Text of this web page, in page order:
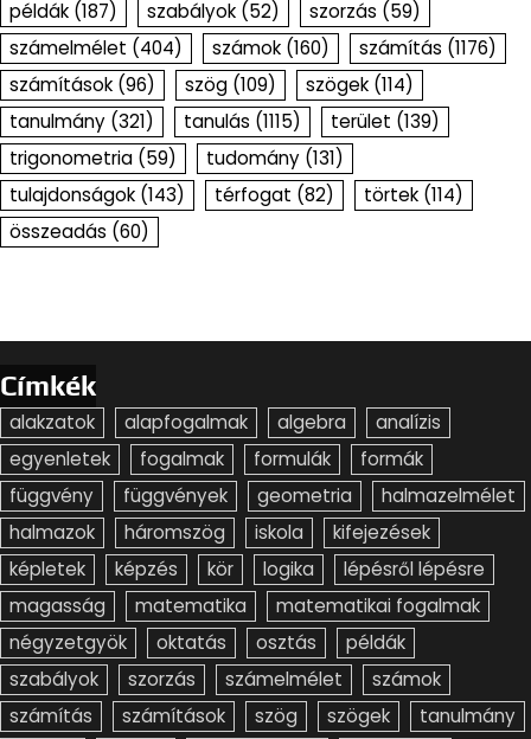
példák (187) szabályok (52) szorzás (59)
számelmélet (404) számok (160) számítás (1176)
számítások (96) szög (109) szögek (114)
tanulmány (321) tanulás (1115) terület (139)
trigonometria (59) tudomány (131)
tulajdonságok (143) térfogat (82) törtek (114)
összeadás (60)
Címkék
alakzatok alapfogalmak algebra
analízis
egyenletek
fogalmak formulák
formák
függvény
függvények geometria
halmazelmélet
halmazok
háromszög iskola
kifejezések
képletek
képzés kör logika
lépésről lépésre
magasság
matematika
matematikai fogalmak
négyzetgyök
oktatás osztás
példák
szabályok
szorzás számelmélet
számok
számítás
számítások szög szögek
tanulmány